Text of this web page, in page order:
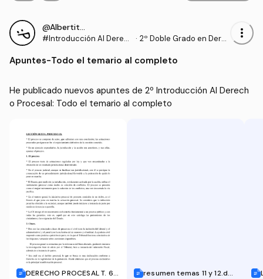
@Albertito150
#Introducción Al Derec
· 2º Doble Grado en Dere
ración Pública (US)
more_vert
Apuntes-Todo el temario al completo
He publicado nuevos apuntes de 2º Introducción Al Derech
o Procesal: Todo el temario al completo
DERECHO PROCESAL T. 6-
resumen temas 11 y 12.doc